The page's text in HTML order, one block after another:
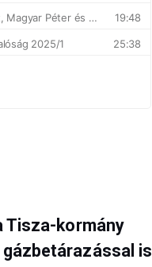
Tisza-kormány
gázbetárazással is